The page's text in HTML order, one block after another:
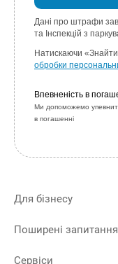
Для бізнесу
Поширені запитання
Сервіси